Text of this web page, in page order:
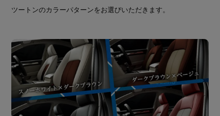
ツートンのカラーパターンをお選びいただきます。